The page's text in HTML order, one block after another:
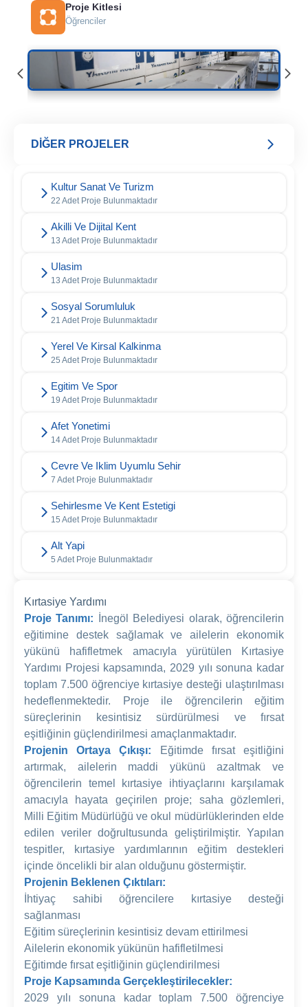
Proje Kitlesi
Öğrenciler
DİĞER PROJELER
Kultur Sanat Ve Turizm
22 Adet Proje Bulunmaktadır
Akilli Ve Dijital Kent
13 Adet Proje Bulunmaktadır
Ulasim
13 Adet Proje Bulunmaktadır
Sosyal Sorumluluk
21 Adet Proje Bulunmaktadır
Yerel Ve Kirsal Kalkinma
25 Adet Proje Bulunmaktadır
Egitim Ve Spor
19 Adet Proje Bulunmaktadır
Afet Yonetimi
14 Adet Proje Bulunmaktadır
Cevre Ve Iklim Uyumlu Sehir
7 Adet Proje Bulunmaktadır
Sehirlesme Ve Kent Estetigi
15 Adet Proje Bulunmaktadır
Alt Yapi
5 Adet Proje Bulunmaktadır
Kırtasiye Yardımı
Proje Tanımı:
İnegöl Belediyesi olarak, öğrencilerin
eğitimine destek sağlamak ve ailelerin ekonomik
yükünü hafifletmek amacıyla yürütülen Kırtasiye
Yardımı Projesi kapsamında, 2029 yılı sonuna kadar
toplam 7.500 öğrenciye kırtasiye desteği ulaştırılması
hedeflenmektedir. Proje ile öğrencilerin eğitim
süreçlerinin kesintisiz sürdürülmesi ve fırsat
eşitliğinin güçlendirilmesi amaçlanmaktadır.
Projenin Ortaya Çıkışı:
Eğitimde fırsat eşitliğini
artırmak, ailelerin maddi yükünü azaltmak ve
öğrencilerin temel kırtasiye ihtiyaçlarını karşılamak
amacıyla hayata geçirilen proje; saha gözlemleri,
Milli Eğitim Müdürlüğü ve okul müdürlüklerinden elde
edilen veriler doğrultusunda geliştirilmiştir. Yapılan
tespitler, kırtasiye yardımlarının eğitim destekleri
içinde öncelikli bir alan olduğunu göstermiştir.
Projenin Beklenen Çıktıları:
İhtiyaç sahibi öğrencilere kırtasiye desteği
sağlanması
Eğitim süreçlerinin kesintisiz devam ettirilmesi
Ailelerin ekonomik yükünün hafifletilmesi
Eğitimde fırsat eşitliğinin güçlendirilmesi
Proje Kapsamında Gerçekleştirilecekler:
2029 yılı sonuna kadar toplam 7.500 öğrenciye